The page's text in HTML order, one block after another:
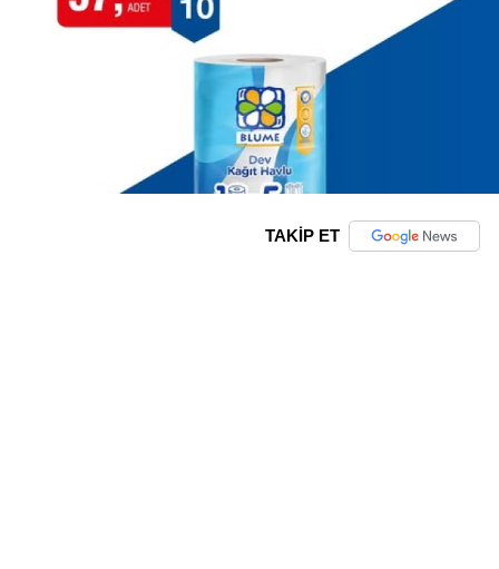
TAKİP ET